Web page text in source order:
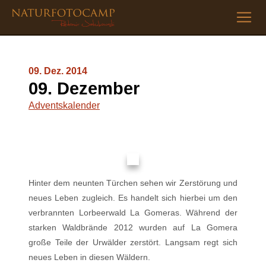
09. Dez. 2014
09. Dezember
Adventskalender
Hinter dem neunten Türchen sehen wir Zerstörung und
neues Leben zugleich. Es handelt sich hierbei um den
verbrannten Lorbeerwald La Gomeras. Während der
starken Waldbrände 2012 wurden auf La Gomera
große Teile der Urwälder zerstört. Langsam regt sich
neues Leben in diesen Wäldern.